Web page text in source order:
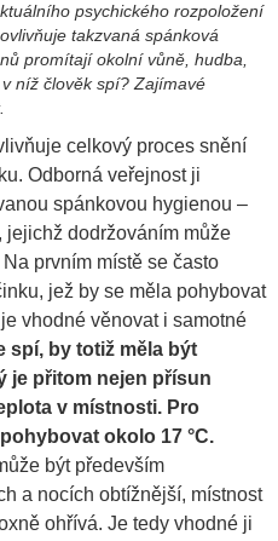
psychického rozpoložení
takzvaná spánková
promítají okolní vůně, hudba,
níž člověk spí? Zajímavé
celkový proces snění
Odborná veřejnost ji
spánkovou hygienou –
dodržováním může
prvním místě se často
jež by se měla pohybovat
vhodné věnovat i samotné
spí, by totiž měla být
je přitom nejen přísun
v místnosti. Pro
okolo 17 °C.
být především
a nocích obtížnější, místnost
ohřívá. Je tedy vhodné ji